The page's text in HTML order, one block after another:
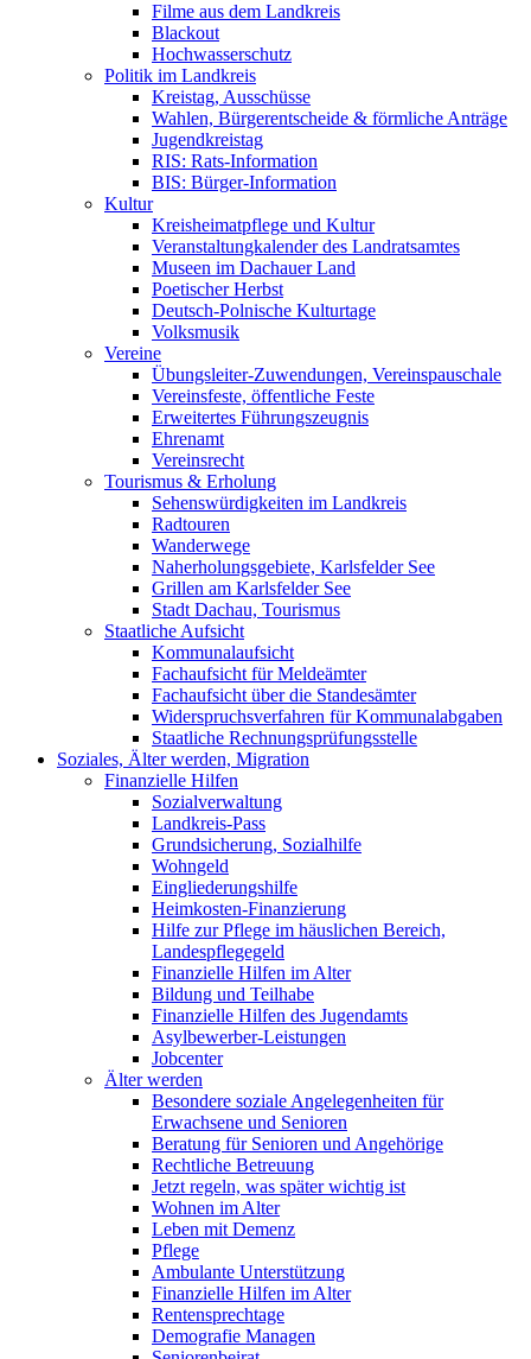
Filme aus dem Landkreis
Blackout
Hochwasserschutz
Politik im Landkreis
Kreistag, Ausschüsse
Wahlen, Bürgerentscheide & förmliche Anträge
Jugendkreistag
RIS: Rats-Information
BIS: Bürger-Information
Kultur
Kreisheimatpflege und Kultur
Veranstaltungkalender des Landratsamtes
Museen im Dachauer Land
Poetischer Herbst
Deutsch-Polnische Kulturtage
Volksmusik
Vereine
Übungsleiter-Zuwendungen, Vereinspauschale
Vereinsfeste, öffentliche Feste
Erweitertes Führungszeugnis
Ehrenamt
Vereinsrecht
Tourismus & Erholung
Sehenswürdigkeiten im Landkreis
Radtouren
Wanderwege
Naherholungsgebiete, Karlsfelder See
Grillen am Karlsfelder See
Stadt Dachau, Tourismus
Staatliche Aufsicht
Kommunalaufsicht
Fachaufsicht für Meldeämter
Fachaufsicht über die Standesämter
Widerspruchsverfahren für Kommunalabgaben
Staatliche Rechnungsprüfungsstelle
Soziales, Älter werden, Migration
Finanzielle Hilfen
Sozialverwaltung
Landkreis-Pass
Grundsicherung, Sozialhilfe
Wohngeld
Eingliederungshilfe
Heimkosten-Finanzierung
Hilfe zur Pflege im häuslichen Bereich,
Landespflegegeld
Finanzielle Hilfen im Alter
Bildung und Teilhabe
Finanzielle Hilfen des Jugendamts
Asylbewerber-Leistungen
Jobcenter
Älter werden
Besondere soziale Angelegenheiten für
Erwachsene und Senioren
Beratung für Senioren und Angehörige
Rechtliche Betreuung
Jetzt regeln, was später wichtig ist
Wohnen im Alter
Leben mit Demenz
Pflege
Ambulante Unterstützung
Finanzielle Hilfen im Alter
Rentensprechtage
Demografie Managen